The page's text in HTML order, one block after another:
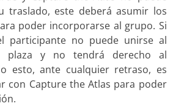
traslado, este deberá asumir los
poder incorporarse al grupo. Si
participante no puede unirse al
plaza y no tendrá derecho al
esto, ante cualquier retraso, es
con Capture the Atlas para poder